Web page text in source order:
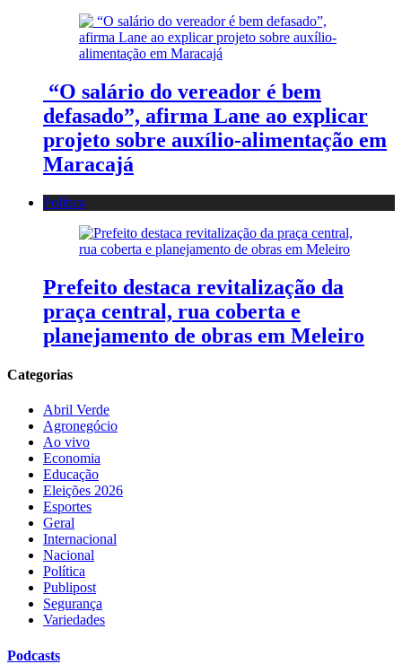
“O salário do vereador é bem
defasado”, afirma Lane ao explicar
projeto sobre auxílio-alimentação em
Maracajá
Política
Prefeito destaca revitalização da
praça central, rua coberta e
planejamento de obras em Meleiro
Categorias
Abril Verde
Agronegócio
Ao vivo
Economia
Educação
Eleições 2026
Esportes
Geral
Internacional
Nacional
Política
Publipost
Segurança
Variedades
Podcasts